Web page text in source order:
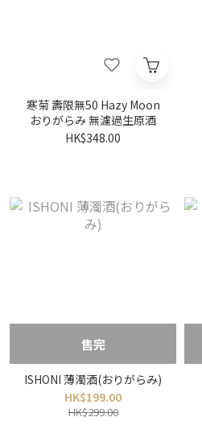
寒菊 壽限無50 Hazy Moon
おりがらみ 無濾過生原酒
HK$348.00
售完
ISHONI 薄濁酒(おりがらみ)
HK$199.00
HK$299.00